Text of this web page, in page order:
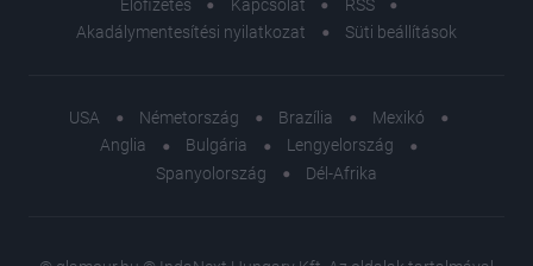
Előfizetés
Kapcsolat
RSS
Akadálymentesítési nyilatkozat
Süti beállítások
USA Németország Brazília
Mexikó
Anglia
Bulgária
Lengyelország
Spanyolország
Dél-Afrika